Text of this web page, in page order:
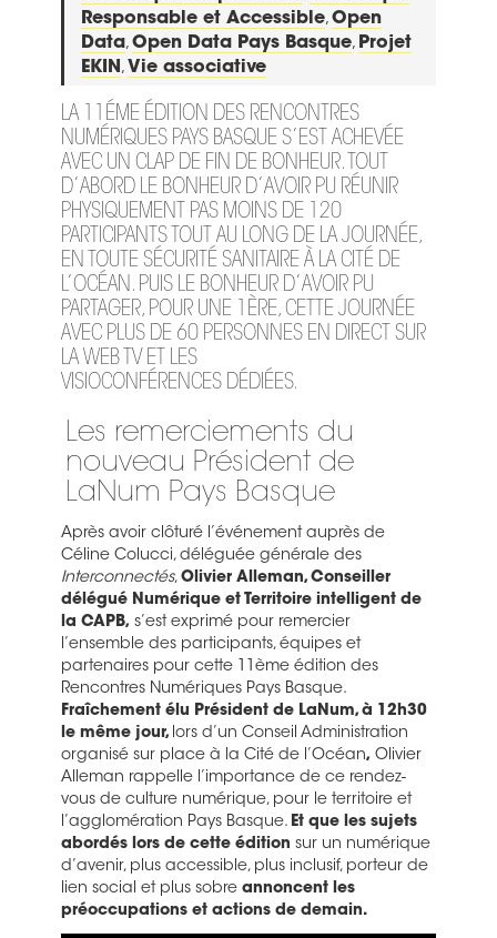
Responsable et Accessible,Open
Data,Open Data Pays Basque, Projet
EKIN , Vie associative
LA 11ÉME ÉDITION DES RENCONTRES
NUMÉRIQUES PAYS BASQUE S’EST ACHEVÉE
AVEC UN CLAP DE FIN DE BONHEUR. TOUT
D’ABORD LE BONHEUR D’AVOIR PU RÉUNIR
PHYSIQUEMENT PAS MOINS DE 120
PARTICIPANTS TOUT AU LONG DE LA JOURNÉE,
EN TOUTE SÉCURITÉ SANITAIRE À LA CITÉ DE
L’OCÉAN. PUIS LE BONHEUR D’AVOIR PU
PARTAGER, POUR UNE 1ÈRE, CETTE JOURNÉE
AVEC PLUS DE 60 PERSONNES EN DIRECT SUR
LA WEB TV ET LES
VISIOCONFÉRENCES DÉDIÉES.
Les remerciements du
nouveau Président de
LaNum Pays Basque
Après avoir clôturé l’événement auprès de
Céline Colucci, déléguée générale des
Interconnectés, Olivier Alleman, Conseiller
délégué Numérique et Territoire intelligent de
la CAPB, s’est exprimé pour remercier
l’ensemble des participants, équipes et
partenaires pour cette 11ème édition des
Rencontres Numériques Pays Basque.
Fraîchement élu Président de LaNum, à 12h30
le même jour, lors d’un Conseil Administration
organisé sur place à la Cité de l’Océan, Olivier
Alleman rappelle l’importance de ce rendez-
vous de culture numérique, pour le territoire et
l’agglomération Pays Basque. Et que les sujets
abordés lors de cette édition sur un numérique
d’avenir, plus accessible, plus inclusif, porteur de
lien social et plus sobre annoncent les
préoccupations et actions de demain.